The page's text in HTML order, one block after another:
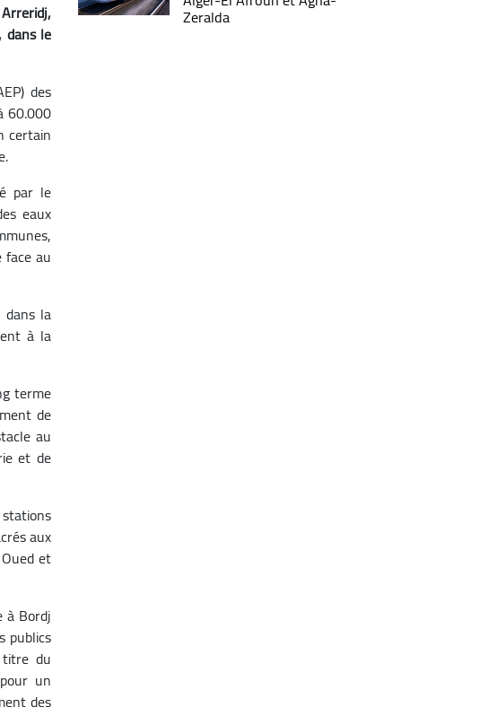
dans le
des
60.000
certain
par le
eaux
au
la
à la
terme
de
au
et de
aux
et
à Bordj
publics
du
un
des
Zeralda